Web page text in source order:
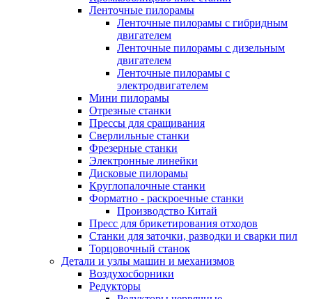
Ленточные пилорамы
Ленточные пилорамы с гибридным
двигателем
Ленточные пилорамы с дизельным
двигателем
Ленточные пилорамы с
электродвигателем
Мини пилорамы
Отрезные станки
Прессы для сращивания
Сверлильные станки
Фрезерные станки
Электронные линейки
Дисковые пилорамы
Круглопалочные станки
Форматно - раскроечные станки
Производство Китай
Пресс для брикетирования отходов
Станки для заточки, разводки и сварки пил
Торцовочный станок
Детали и узлы машин и механизмов
Воздухосборники
Редукторы